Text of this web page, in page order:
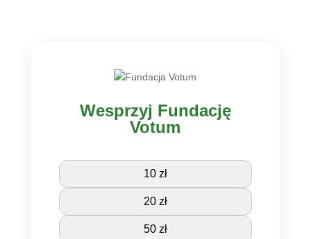
Wesprzyj Fundację
Votum
10 zł
20 zł
50 zł